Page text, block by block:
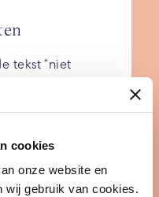
cookies
onze website en
wij gebruik van cookies.
tekst “niet